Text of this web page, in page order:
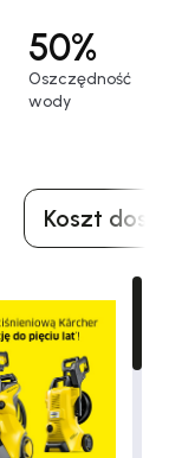
50%
Oszczędność
wody
Koszt